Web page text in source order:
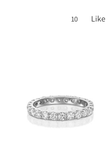
Like
10